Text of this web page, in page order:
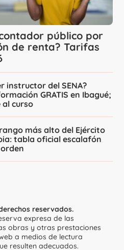
público por
de renta? Tarifas
instructor del SENA?
GRATIS en Ibagué;
al curso
más alto del Ejército
tabla oficial escalafón
reservados.
expresa de las
obras y otras prestaciones
a medios de lectura
resulten adecuados.